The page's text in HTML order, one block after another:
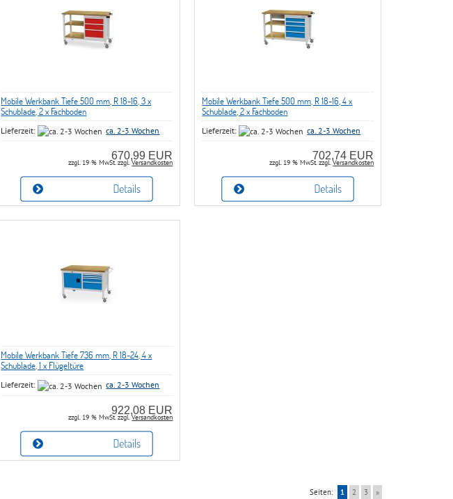
Mobile Werkbank Tiefe 500 mm, R 18-16, 3 x
Schublade, 2 x Fachboden
Lieferzeit: ca. 2-3 Wochen
670,99 EUR
zzgl. 19 % MwSt. zzgl.Versandkosten
Mobile Werkbank Tiefe 500 mm, R 18-16, 4 x
Schublade, 2 x Fachboden
Lieferzeit: ca. 2-3 Wochen
702,74 EUR
zzgl. 19 % MwSt. zzgl.Versandkosten
Mobile Werkbank Tiefe 736 mm, R 18-24, 4 x
Schublade, 1 x Flügeltüre
Lieferzeit: ca. 2-3 Wochen
922,08 EUR
zzgl. 19 % MwSt. zzgl.Versandkosten
Seiten: 1 2 3 »